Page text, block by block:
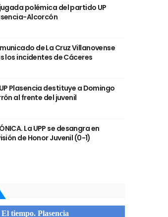
polémica del partido UP
Alcorcón
de La Cruz Villanovense
los incidentes de Cáceres
Plasencia destituye a Domingo
al frente del juvenil
La UPP se desangra en
de Honor Juvenil (0-1)